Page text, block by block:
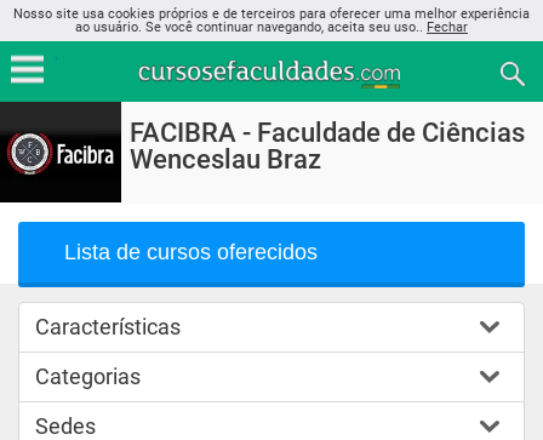
Nosso site usa cookies próprios e de terceiros para oferecer uma melhor experiência
ao usuário. Se você continuar navegando, aceita seu uso.. Fechar
FACIBRA - Faculdade de Ciências
Wenceslau Braz
Lista de cursos oferecidos
Características
Categorias
Sedes